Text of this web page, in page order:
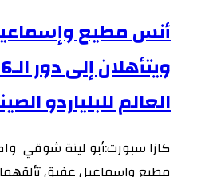
أنس مطيع
العالم للبلياردو
كازا سبورت:أبو لينة شوقي
مطيع وإسماعيل عفيق